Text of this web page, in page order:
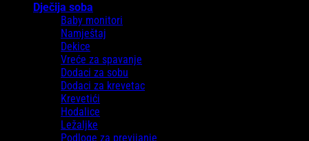
Dječija soba
Baby monitori
Namještaj
Dekice
Vreće za spavanje
Dodaci za sobu
Dodaci za krevetac
Krevetići
Hodalice
Ležaljke
Podloge za previjanje